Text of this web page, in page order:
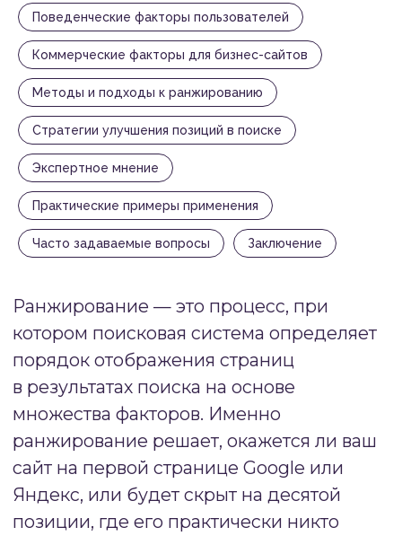
Поведенческие факторы пользователей
Коммерческие факторы для бизнес-сайтов
Методы и подходы к ранжированию
Стратегии улучшения позиций в поиске
Экспертное мнение
Практические примеры применения
Часто задаваемые вопросы Заключение
сайт на первой странице Google или
Яндекс, или будет скрыт на десятой
позиции, где его практически никто
не увидит. Понимание принципов
ранжирования критически важно для
владельцев сайтов, маркетологов и всех,
кто стремится привлечь целевую
аудиторию из поисковых систем.
Ранжирование представляет
собой алгоритмическую систему
страниц в результатах поиска.
Когда пользователь вводит запрос
не просто показывает случайный
набор сайтов — она тщательно
анализирует миллионы страниц
и выстраивает их в определенном
к менее подходящим.
ЧТО ТАКОЕ РАНЖИРОВАНИЕ
#1